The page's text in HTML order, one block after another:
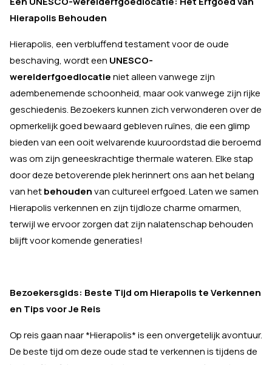
Hierapolis Behouden
Hierapolis, een verbluffend testament voor de oude
beschaving, wordt een UNESCO-
werelderfgoedlocatieniet alleen vanwege zijn
adembenemende schoonheid, maar ook vanwege zijn rijke
geschiedenis. Bezoekers kunnen zich verwonderen over de
opmerkelijk goed bewaard gebleven ruïnes, die een glimp
bieden van een ooit welvarende kuuroordstad die beroemd
was om zijn geneeskrachtige thermale wateren. Elke stap
door deze betoverende plek herinnert ons aan het belang
van hetbehoudenvan cultureel erfgoed. Laten we samen
Hierapolis verkennen en zijn tijdloze charme omarmen,
terwijl we ervoor zorgen dat zijn nalatenschap behouden
blijft voor komende generaties!
Bezoekersgids: Beste Tijd om Hierapolis te Verkennen
en Tips voor Je Reis
Op reis gaan naar *Hierapolis* is een onvergetelijk avontuur.
De beste tijd om deze oude stad te verkennen is tijdens de